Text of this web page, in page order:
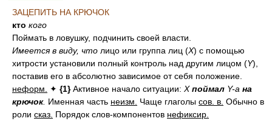
ЗАЦЕПИТЬ НА КРЮЧОК
кто кого
Поймать в ловушку, подчинить своей власти.
Имеется в виду, что лицо или группа лиц (X) с помощью
хитрости установили полный контроль над другим лицом (Y),
поставив его в абсолютно зависимое от себя положение.
неформ.
✦ {1}Активное начало ситуации: X поймал Y-а на
крючок. Именная часть неизм. Чаще глаголы сов. в. Обычно в
роли сказ. Порядок слов-компонентов нефиксир.